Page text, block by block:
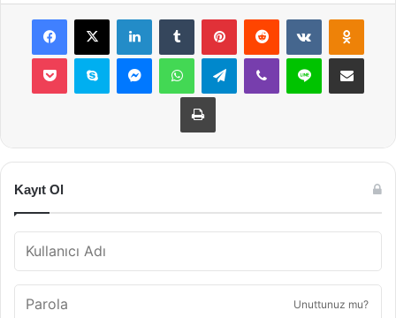
Facebook
X LinkedInTumblr PinterestReddit VKontakte
Pocket Skype MessengerWhatsAppTelegramViber Line E-Posta ile
Yazdır
Kayıt Ol
Unuttunuz mu?